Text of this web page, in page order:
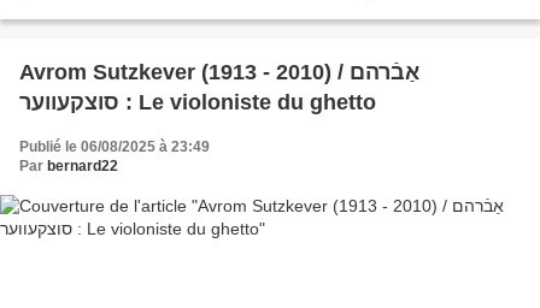
Avrom Sutzkever (1913 - 2010) / אַבֿרהם
סוצקעווער : Le violoniste du ghetto
Publié le 06/08/2025 à 23:49
Par bernard22